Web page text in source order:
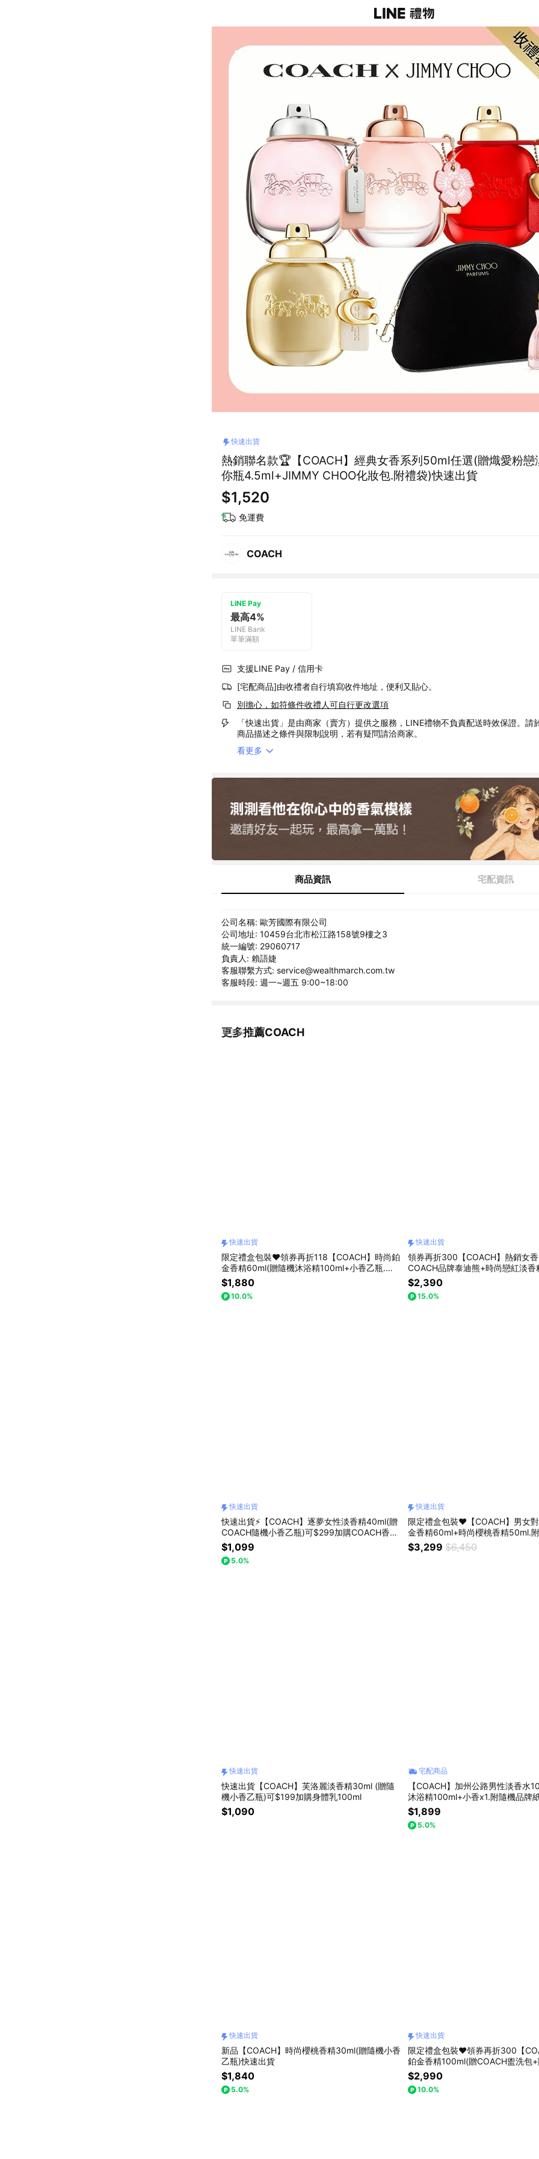
快速出貨
熱銷聯名款🏆【COACH】經典女香系列50ml任選(贈熾愛粉戀
你瓶4.5ml+JIMMY CHOO化妝包.附禮袋)快速出貨
$1,520
免運費
COACH
LINE Pay
最高4%
LINE Bank
單筆滿額
支援LINE Pay / 信用卡
[宅配商品]由收禮者自行填寫收件地址，便利又貼心。
別擔心，如符條件收禮人可自行更改選項
「快速出貨」是由商家（賣方）提供之服務，LINE禮物不負責配送時效保證。請
商品描述之條件與限制說明，若有疑問請洽商家。
看更多
商品資訊 宅配資訊
公司名稱: 歐芳國際有限公司
公司地址: 10459台北市松江路158號9樓之3
統一編號: 29060717
負責人: 賴語婕
客服聯繫方式: service@wealthmarch.com.tw
客服時段: 週一~週五 9:00~18:00
更多推薦COACH
看更多
快速出貨
限定禮盒包裝❤️領券再折118【COACH】時尚鉑
金香精60ml(贈隨機沐浴精100ml+小香乙瓶.附
提袋)快速出貨
$1,880
10.0%
快速出貨
領券再折300【COACH】熱銷女
COACH品牌泰迪熊+時尚戀紅淡香
香x1. 附獨家禮袋)快速出貨.收禮者
$2,390
15.0%
快速出貨
快速出貨⚡【COACH】逐夢女性淡香精40ml(贈
COACH隨機小香乙瓶)可$299加購COACH香水
筆7.5ml
$1,099
5.0%
快速出貨
限定禮盒包裝❤️【COACH】男女
金香精60ml+時尚櫻桃香精50ml.
貨
$3,299 $6,450
快速出貨
快速出貨【COACH】芙洛麗淡香精30ml (贈隨
機小香乙瓶)可$199加購身體乳100ml
$1,090
宅配商品
【COACH】加州公路男性淡香水
沐浴精100ml+小香x1.附隨機品牌
調
$1,899
5.0%
快速出貨
新品【COACH】時尚櫻桃香精30ml(贈隨機小香
乙瓶)快速出貨
$1,840
5.0%
快速出貨
限定禮盒包裝❤️領券再折300【
鉑金香精100ml(贈COACH盥洗包
瓶.附提袋)快速出貨
$2,990
10.0%